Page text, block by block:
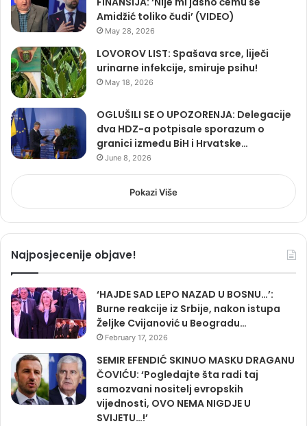
Amidžić toliko čudi’ (VIDEO)
May 28, 2026
LOVOROV LIST: Spašava srce, liječi
urinarne infekcije, smiruje psihu!
May 18, 2026
OGLUŠILI SE O UPOZORENJA: Delegacije
dva HDZ-a potpisale sporazum o
granici između BiH i Hrvatske…
June 8, 2026
Pokazi Više
Najposjecenije objave!
‘HAJDE SAD LEPO NAZAD U BOSNU…’:
Burne reakcije iz Srbije, nakon istupa
Željke Cvijanović u Beogradu…
February 17, 2026
SEMIR EFENDIĆ SKINUO MASKU DRAGANU
ČOVIĆU: ‘Pogledajte šta radi taj
samozvani nositelj evropskih
vijednosti, OVO NEMA NIGDJE U
SVIJETU…!’